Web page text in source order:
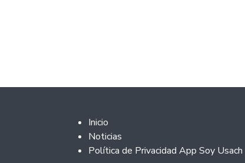
Footer 2
Inicio
Noticias
Política de Privacidad App Soy Usach